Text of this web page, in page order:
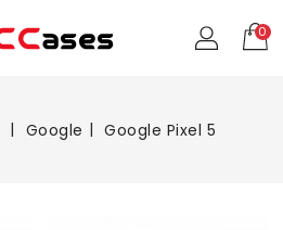
0
Google Google Pixel 5